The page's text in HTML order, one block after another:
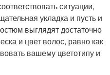
ситуации,
укладка и пусть и
выглядят достаточно
и цвет волос, равно как
вашему цветотипу и